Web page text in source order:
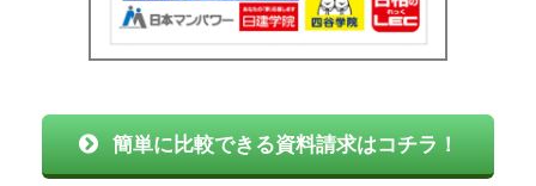
簡単に比較できる資料請求はコチラ！